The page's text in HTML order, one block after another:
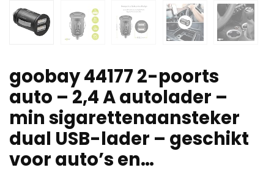
goobay 44177 2-poorts
auto – 2,4 A autolader –
min sigarettenaansteker
dual USB-lader – geschikt
voor auto’s en…